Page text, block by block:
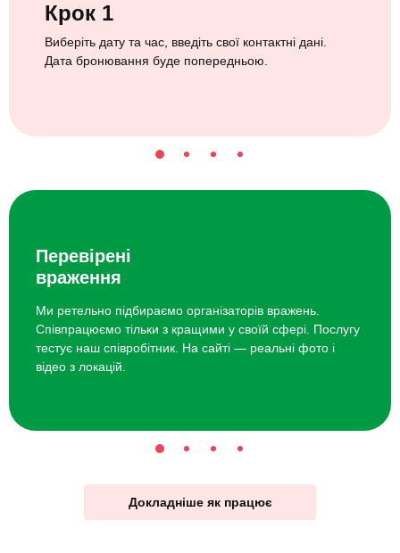
Крок 1
Виберіть дату та час, введіть свої контактні дані.
Дата бронювання буде попередньою.
Перевірені
враження
Ми ретельно підбираємо організаторів вражень.
Співпрацюємо тільки з кращими у своїй сфері. Послугу
тестує наш співробітник. На сайті — реальні фото і
відео з локацій.
Докладніше як працює